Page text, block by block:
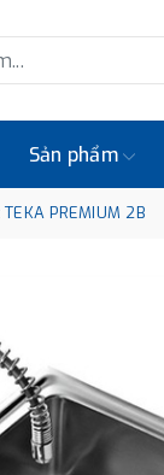
Sản phẩm
PREMIUM 2B